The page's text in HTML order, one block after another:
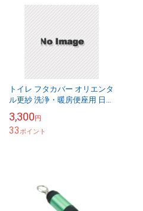
トイレ フタカバー オリエンタ
ル更紗 洗浄・暖房便座用 日本
3,300円
33ポイント